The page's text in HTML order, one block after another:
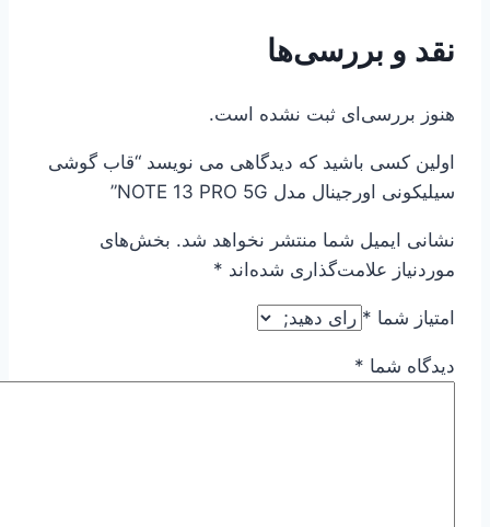
نقد و بررسی‌ها
هنوز بررسی‌ای ثبت نشده است.
اولین کسی باشید که دیدگاهی می نویسد “قاب گوشی
سیلیکونی اورجینال مدل NOTE 13 PRO 5G”
نشانی ایمیل شما منتشر نخواهد شد. بخش‌های
موردنیاز علامت‌گذاری شده‌اند *
امتیاز شما *
دیدگاه شما *